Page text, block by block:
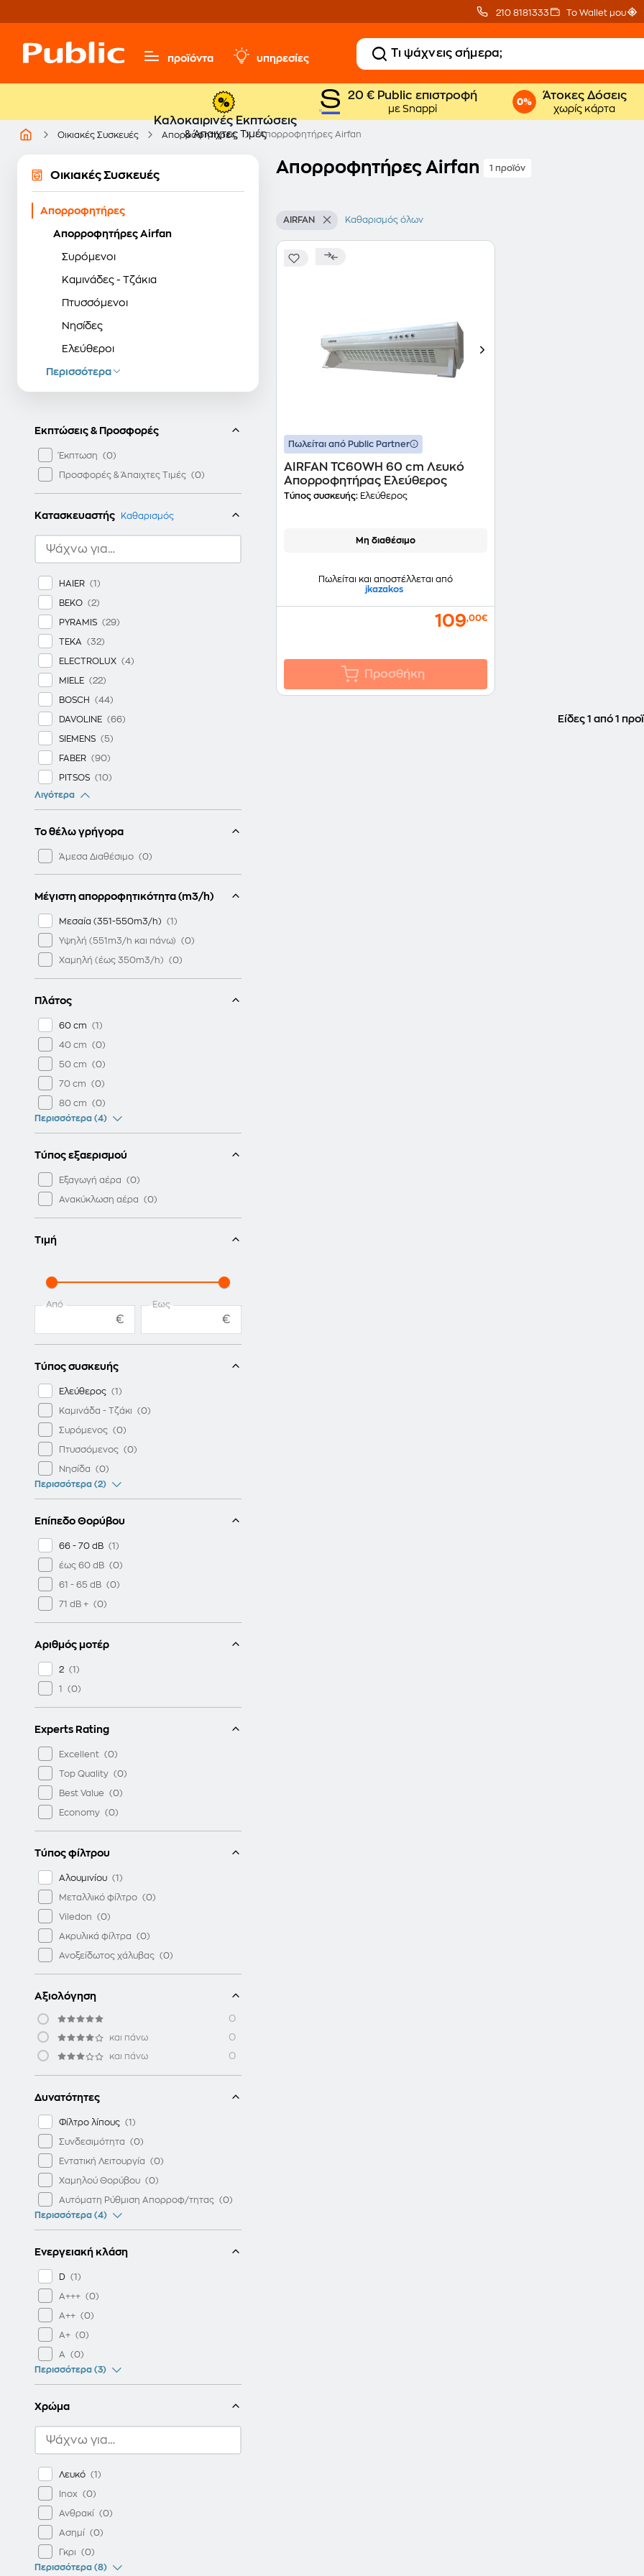
210 8181333 Το Wallet μου
προϊόντα υπηρεσίες
Καλοκαιρινές Εκπτώσεις
& Άπαιχτες Τιμές
20 € Public επιστροφή
με Snappi
Άτοκες Δόσεις
χωρίς κάρτα
Οικιακές Συσκευές Απορροφητήρες Απορροφητήρες Airfan
Οικιακές Συσκευές
Απορροφητήρες
Απορροφητήρες Airfan
Συρόμενοι
Καμινάδες - Τζάκια
Πτυσσόμενοι
Νησίδες
Ελεύθεροι
Πάγκου
Μηχανισμοί Απορρόφησης
Περισσότερα
Εκπτώσεις & Προσφορές
Έκπτωση
Προσφορές & Άπαιχτες Τιμές
Κατασκευαστής Καθαρισμός
HAIER
BEKO
PYRAMIS
TEKA
ELECTROLUX
MIELE
BOSCH
DAVOLINE
SIEMENS
FABER
PITSOS
AEG
FRANKE
CANDY
LA GERMANIA
GORENJE
Λιγότερα
Το θέλω γρήγορα
Άμεσα Διαθέσιμο
Μέγιστη απορροφητικότητα (m3/h)
Μεσαία (351-550m3/h)
Υψηλή (551m3/h και πάνω)
Χαμηλή (έως 350m3/h)
Πλάτος
60 cm
40 cm
50 cm
70 cm
80 cm
Περισσότερα (4)
Τύπος εξαερισμού
Εξαγωγή αέρα
Ανακύκλωση αέρα
Τιμή
Από
€
Έως
€
Τύπος συσκευής
Ελεύθερος
Καμινάδα - Τζάκι
Συρόμενος
Πτυσσόμενος
Νησίδα
Περισσότερα (2)
Επίπεδο Θορύβου
66 - 70 dB
έως 60 dB
61 - 65 dB
71 dB +
Αριθμός μοτέρ
2
1
Experts Rating
Excellent
Top Quality
Best Value
Economy
Τύπος φίλτρου
Αλουμινίου
Μεταλλικό φίλτρο
Viledon
Ακρυλικά φίλτρα
Ανοξείδωτος χάλυβας
Αξιολόγηση
0
και πάνω 0
και πάνω 0
Δυνατότητες
Φίλτρο λίπους
Συνδεσιμότητα
Εντατική Λειτουργία
Χαμηλού Θορύβου
Αυτόματη Ρύθμιση Απορροφ/τητας
Περισσότερα (4)
Ενεργειακή κλάση
D
A+++
A++
A+
A
Περισσότερα (3)
Χρώμα
Λευκό
Inox
Ανθρακί
Ασημί
Γκρι
Περισσότερα (8)
Απορροφητήρες Airfan 1 προϊόν
AIRFAN Καθαρισμός όλων
Πωλείται από Public Partner
AIRFAN TC60WH 60 cm Λευκό
Απορροφητήρας Ελεύθερος
Τύπος συσκευής: Ελεύθερος
Μη διαθέσιμο
Πωλείται και αποστέλλεται από
jkazakos
109,00€
Προσθήκη
Είδες 1 από 1